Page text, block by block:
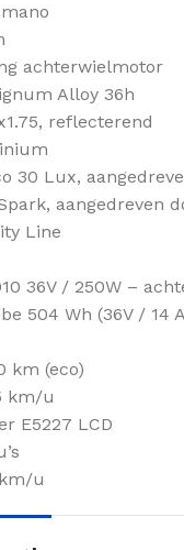
achterwielmotor
Alloy 36h
reflecterend
30 Lux,
aangedreven
Line
36V / 250W –
504 Wh (36V / 14
km (eco)
km/u
E5227 LCD
u